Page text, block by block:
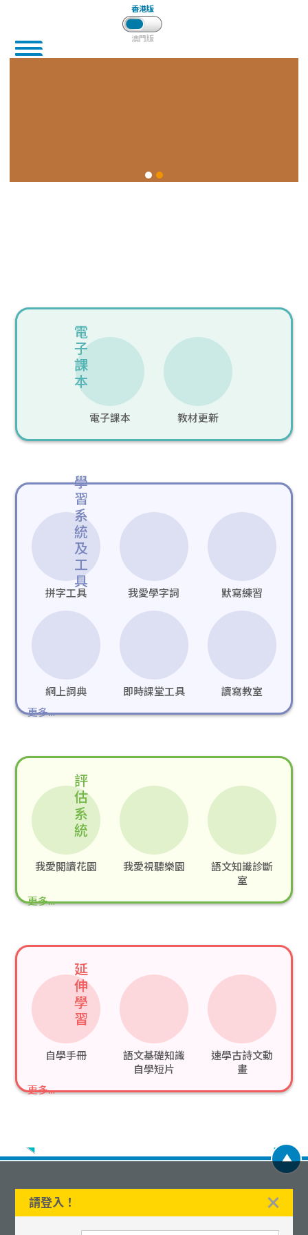
香港版
澳門版
電
子
課
本
電子課本 教材更新
學
習
系
統
及
工
具
拼字工具 我愛學字詞 默寫練習
網上詞典 即時課堂工具
讀寫教室
更多…
評
估
系
統
我愛閲讀花園 我愛視聽樂園
語文知識診斷
室
更多…
延
伸
學
習
自學手冊
語文基礎知識
自學短片
速學古詩文動
畫
更多…
請登入！
大衆集團成員